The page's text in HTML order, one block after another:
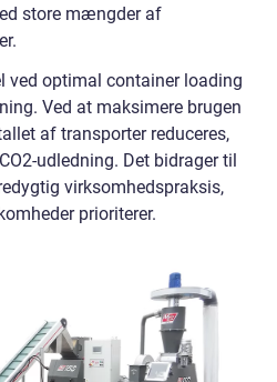
store mængder af
ved optimal container loading
Ved at maksimere brugen
af transporter reduceres,
udledning. Det bidrager til
virksomhedspraksis,
prioriterer.